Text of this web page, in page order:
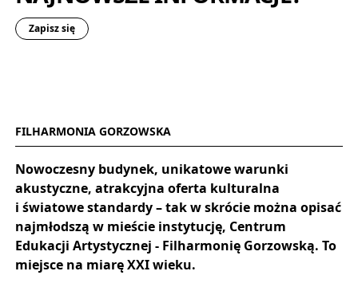
Zapisz się
FILHARMONIA GORZOWSKA
Nowoczesny budynek, unikatowe warunki
akustyczne, atrakcyjna oferta kulturalna
i światowe standardy – tak w skrócie można opisać
najmłodszą w mieście instytucję, Centrum
Edukacji Artystycznej - Filharmonię Gorzowską. To
miejsce na miarę XXI wieku.